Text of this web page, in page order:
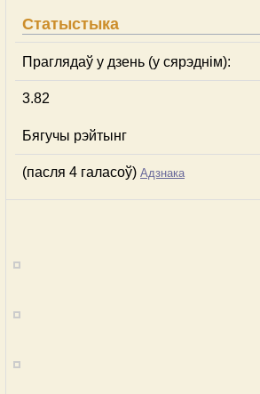
Статыстыка
Праглядаў у дзень (у сярэднім):
3.82
Бягучы рэйтынг
(пасля 4 галасоў) Адзнака